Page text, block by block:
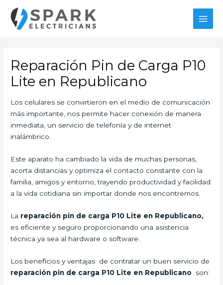
contenido
Reparación Pin de Carga P10
Lite en Republicano
Los celulares se convirtieron en el medio de comunicación
más importante, nos permite hacer conexión de manera
inmediata, un servicio de telefonía y de internet
inalámbrico.
Este aparato ha cambiado la vida de muchas personas,
acorta distancias y optimiza el contacto constante con la
familia, amigos y entorno, trayendo productividad y facilidad
a la vida cotidiana sin importar donde nos encontremos.
La reparación pin de carga P10 Lite en Republicano,
es eficiente y seguro proporcionando una asistencia
técnica ya sea al hardware o software.
Los beneficios y ventajas de contratar un buen servicio de
reparación pin de carga P10 Lite en Republicano son: